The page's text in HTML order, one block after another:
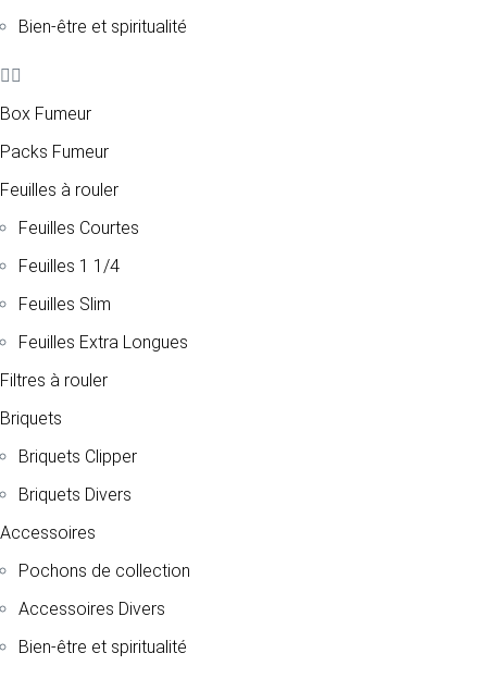
Bien-être et spiritualité
Box Fumeur
Packs Fumeur
Feuilles à rouler
Feuilles Courtes
Feuilles 1 1/4
Feuilles Slim
Feuilles Extra Longues
Filtres à rouler
Briquets
Briquets Clipper
Briquets Divers
Accessoires
Pochons de collection
Accessoires Divers
Bien-être et spiritualité